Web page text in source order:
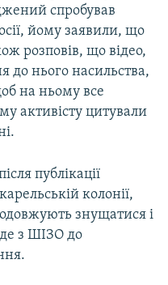
спробував
йому заявили, що
розповів, що відео,
до нього насильства,
на ньому все
активісту цитували
публікації
колонії,
знущатися і
з ШІЗО до